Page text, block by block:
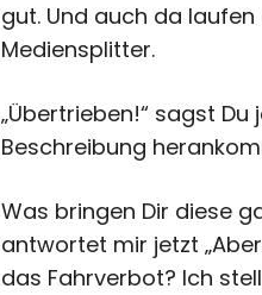
gut. Und auch da
Mediensplitter.
„Übertrieben!“ sagst
Beschreibung
Was bringen Dir diese
antwortet mir jetzt
das Fahrverbot? Ich